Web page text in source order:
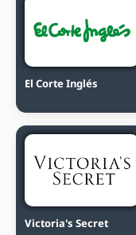
El Corte Inglés
Victoria's Secret